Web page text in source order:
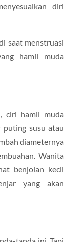
diri
saat menstruasi
hamil muda
, ciri hamil muda
susu atau
diameternya
Wanita
benjolan kecil
yang akan